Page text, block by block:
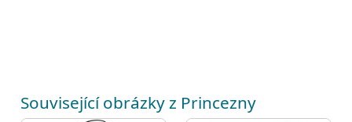
Související obrázky z Princezny